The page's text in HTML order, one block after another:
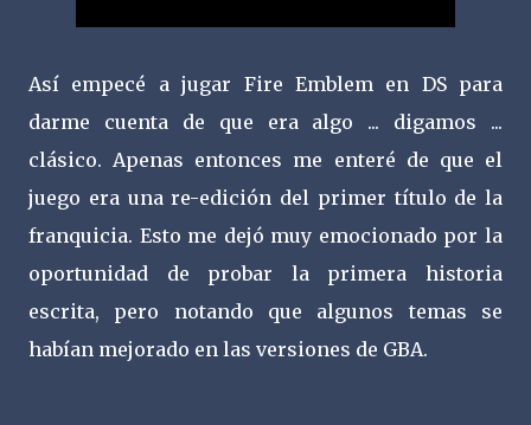
Así empecé a jugar Fire Emblem en DS para
darme cuenta de que era algo ... digamos ...
clásico. Apenas entonces me enteré de que el
juego era una re-edición del primer título de la
franquicia. Esto me dejó muy emocionado por la
oportunidad de probar la primera historia
escrita, pero notando que algunos temas se
habían mejorado en las versiones de GBA.